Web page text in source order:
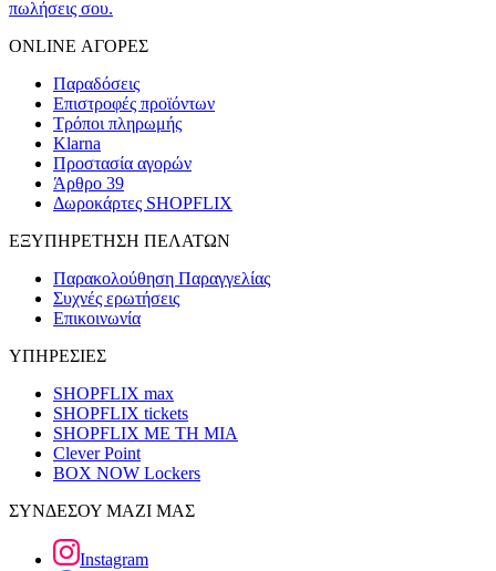
πωλήσεις σου.
ONLINE ΑΓΟΡΕΣ
Παραδόσεις
Επιστροφές προϊόντων
Τρόποι πληρωμής
Klarna
Προστασία αγορών
Άρθρο 39
Δωροκάρτες SHOPFLIX
ΕΞΥΠΗΡΕΤΗΣΗ ΠΕΛΑΤΩΝ
Παρακολούθηση Παραγγελίας
Συχνές ερωτήσεις
Επικοινωνία
ΥΠΗΡΕΣΙΕΣ
SHOPFLIX max
SHOPFLIX tickets
SHOPFLIX ΜΕ ΤΗ ΜΙΑ
Clever Point
BOX NOW Lockers
ΣΥΝΔΕΣΟΥ ΜΑΖΙ ΜΑΣ
Instagram